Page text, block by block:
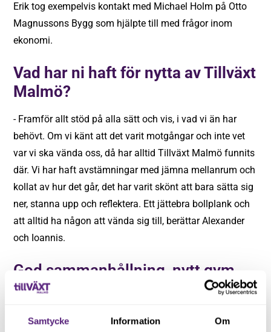
Samtycke Information Om
Erik tog exempelvis kontakt med Michael Holm på Otto
Magnussons Bygg som hjälpte till med frågor inom
ekonomi.
Vad har ni haft för nytta av Tillväxt
Malmö?
- Framför allt stöd på alla sätt och vis, i vad vi än har
behövt. Om vi känt att det varit motgångar och inte vet
var vi ska vända oss, då har alltid Tillväxt Malmö funnits
där. Vi har haft avstämningar med jämna mellanrum och
kollat av hur det går, det har varit skönt att bara sätta sig
ner, stanna upp och reflektera. Ett jättebra bollplank och
att alltid ha någon att vända sig till, berättar Alexander
och Ioannis.
God sammanhållning, nytt gym
och modernisering
Under hela resan har de varit noga med sin personal - de